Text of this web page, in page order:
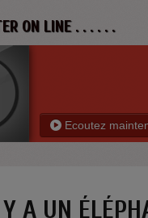
ON LINE . . . . . .
Ecoutez
A UN